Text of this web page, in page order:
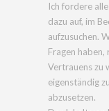
Ich fordere
dazu auf, im
aufzusuchen.
Fragen haben,
Vertrauens zu
eigenständig
abzusetzen.